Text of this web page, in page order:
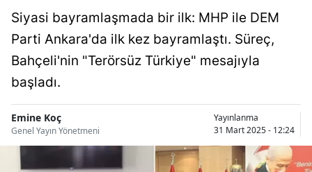
Ankara
Antalya
Artvin
Bilecik
Siyasi bayramlaşmada bir ilk: MHP ile DEM
Parti Ankara'da ilk kez bayramlaştı. Süreç,
Bahçeli'nin "Terörsüz Türkiye" mesajıyla
başladı.
Emine Koç
Genel Yayın Yönetmeni
Yayınlanma
31 Mart 2025 - 12:24